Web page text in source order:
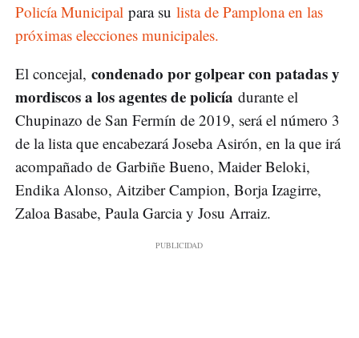
Policía Municipal para su lista de Pamplona en las
próximas elecciones municipales.
El concejal, condenado por golpear con patadas y
mordiscos a los agentes de policía durante el
Chupinazo de San Fermín de 2019, será el número 3
de la lista que encabezará Joseba Asirón, en la que irá
acompañado de Garbiñe Bueno, Maider Beloki,
Endika Alonso, Aitziber Campion, Borja Izagirre,
Zaloa Basabe, Paula Garcia y Josu Arraiz.